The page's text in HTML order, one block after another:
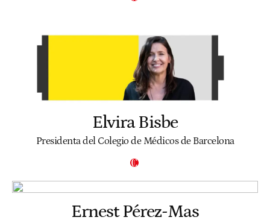
Elvira Bisbe
Presidenta del Colegio de Médicos de Barcelona
Ernest Pérez-Mas